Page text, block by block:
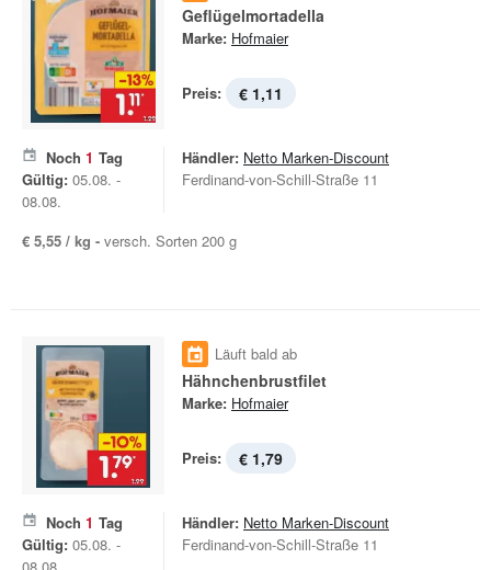
Geflügelmortadella
Marke: Hofmaier
Preis: € 1,11
Noch 1 Tag
Gültig: 05.08. -
08.08.
Händler: Netto Marken-Discount
Ferdinand-von-Schill-Straße 11
€ 5,55 / kg - versch. Sorten 200 g
Läuft bald ab
Hähnchenbrustfilet
Marke: Hofmaier
Preis: € 1,79
Noch 1 Tag
Gültig: 05.08. -
Händler: Netto Marken-Discount
Ferdinand-von-Schill-Straße 11